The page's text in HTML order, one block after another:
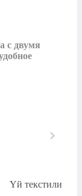
с двумя
Үй текстили